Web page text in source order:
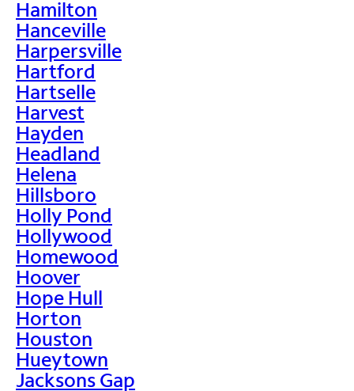
Hamilton
Hanceville
Harpersville
Hartford
Hartselle
Harvest
Hayden
Headland
Helena
Hillsboro
Holly Pond
Hollywood
Homewood
Hoover
Hope Hull
Horton
Houston
Hueytown
Jacksons Gap